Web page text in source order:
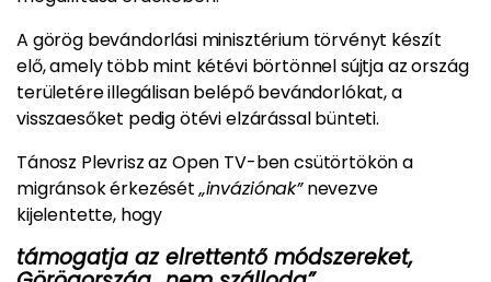
A görög bevándorlási minisztérium törvényt készít
elő, amely több mint kétévi börtönnel sújtja az ország
területére illegálisan belépő bevándorlókat, a
visszaesőket pedig ötévi elzárással bünteti.
Tánosz Plevrisz az Open TV-ben csütörtökön a
migránsok érkezését„inváziónak”nevezve
kijelentette, hogy
támogatja az elrettentő módszereket,